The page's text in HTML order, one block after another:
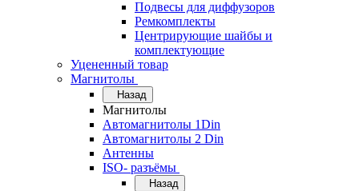
Подвесы для диффузоров
Ремкомплекты
Центрирующие шайбы и
комплектующие
Уцененный товар
Магнитолы
Назад
Магнитолы
Автомагнитолы 1Din
Автомагнитолы 2 Din
Антенны
ISO- разъёмы
Назад